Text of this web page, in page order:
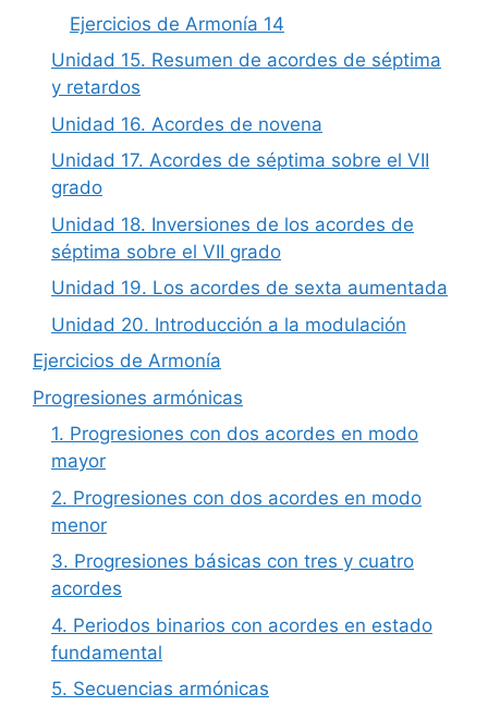
Ejercicios de Armonía 14
Unidad 15. Resumen de acordes de séptima
y retardos
Unidad 16. Acordes de novena
Unidad 17. Acordes de séptima sobre el VII
grado
Unidad 18. Inversiones de los acordes de
séptima sobre el VII grado
Unidad 19. Los acordes de sexta aumentada
Unidad 20. Introducción a la modulación
Ejercicios de Armonía
Progresiones armónicas
1. Progresiones con dos acordes en modo
mayor
2. Progresiones con dos acordes en modo
menor
3. Progresiones básicas con tres y cuatro
acordes
4. Periodos binarios con acordes en estado
fundamental
5. Secuencias armónicas